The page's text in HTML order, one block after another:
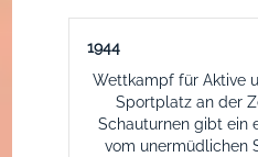
1944
Wettkampf für Aktive
Sportplatz an der
Schauturnen gibt ein
vom unermüdlichen